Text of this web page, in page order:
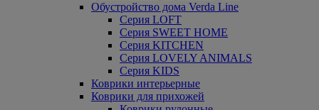
Обустройство дома Verda Line
Серия LOFT
Серия SWEET HOME
Серия KITCHEN
Серия LOVELY ANIMALS
Серия KIDS
Коврики интерьерные
Коврики для прихожей